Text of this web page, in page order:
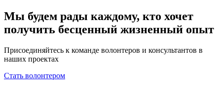
Мы будем рады каждому, кто хочет
получить бесценный жизненный опыт
Присоединяйтесь к команде волонтеров и консультантов в
наших проектах
Стать волонтером